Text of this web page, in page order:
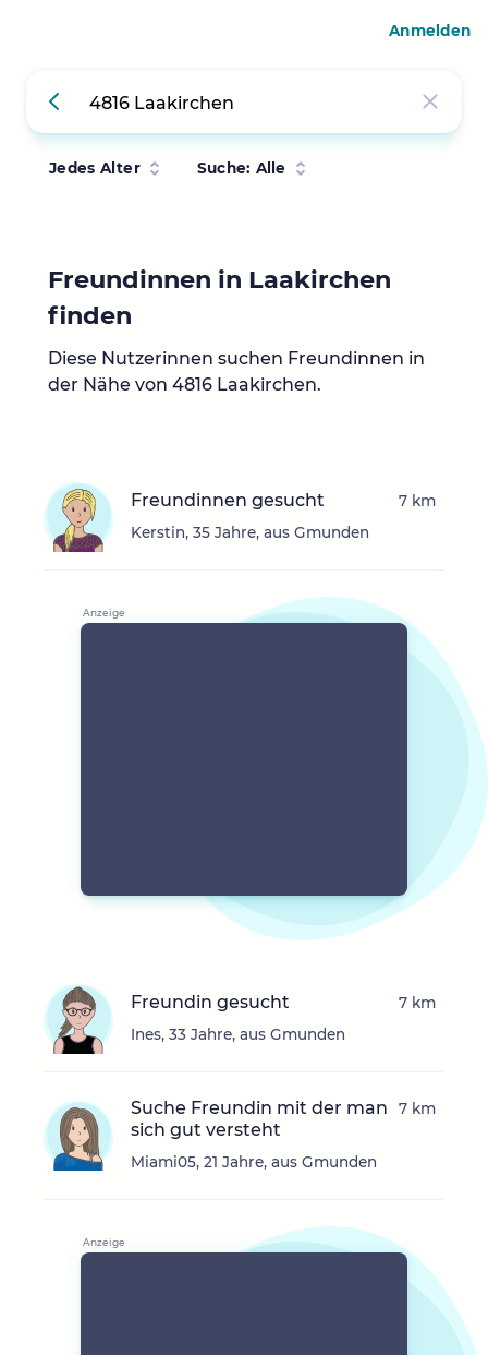
Jedes Alter Suche: Alle
Freundinnen in Laakirchen
finden
Diese Nutzerinnen suchen Freundinnen in
der Nähe von 4816 Laakirchen.
Freundinnen gesucht
Kerstin, 35 Jahre, aus Gmunden
7 km
Freundin gesucht
Ines, 33 Jahre, aus Gmunden
7 km
Suche Freundin mit der man
sich gut versteht
Miami05, 21 Jahre, aus Gmunden
7 km
Anmelden